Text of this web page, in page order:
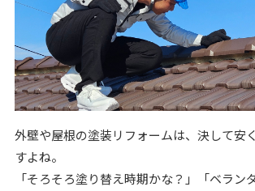
外壁や屋根の塗装リフォームは、決して安
すよね。
「そろそろ塗り替え時期かな？」「ベラン